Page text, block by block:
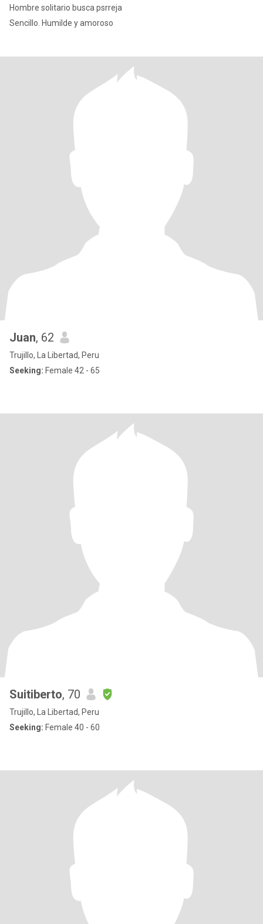
Hombre solitario busca psrreja
Sencillo. Humilde y amoroso
Juan, 62
Trujillo, La Libertad, Peru
Seeking: Female 42 - 65
Suitiberto, 70
Trujillo, La Libertad, Peru
Seeking: Female 40 - 60